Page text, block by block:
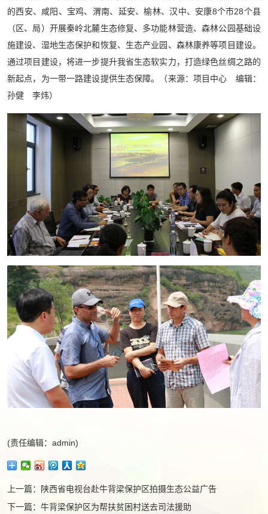
的西安、咸阳、宝鸡、渭南、延安、榆林、汉中、安康8个市28个县
（区、局）开展秦岭北麓生态修复、多功能林营造、森林公园基础设
施建设、湿地生态保护和恢复、生态产业园、森林康养等项目建设。
通过项目建设，将进一步提升我省生态软实力，打造绿色丝绸之路的
新起点，为一带一路建设提供生态保障。（来源：项目中心 编辑：
孙健 李炜）
(责任编辑：admin)
上一篇：
陕西省电视台赴牛背梁保护区拍摄生态公益广告
下一篇： 牛背梁保护区为帮扶贫困村送去司法援助